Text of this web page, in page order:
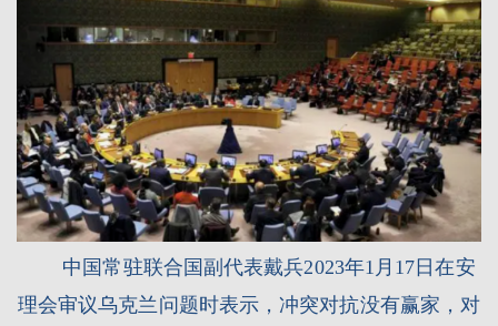
中国常驻联合国副代表戴兵2023年1月17日在安
理会审议乌克兰问题时表示，冲突对抗没有赢家，对